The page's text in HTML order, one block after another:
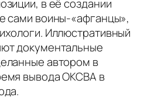
в её создании
сами воины-«афганцы»,
Иллюстративный
документальные
автором в
вывода ОКСВА в